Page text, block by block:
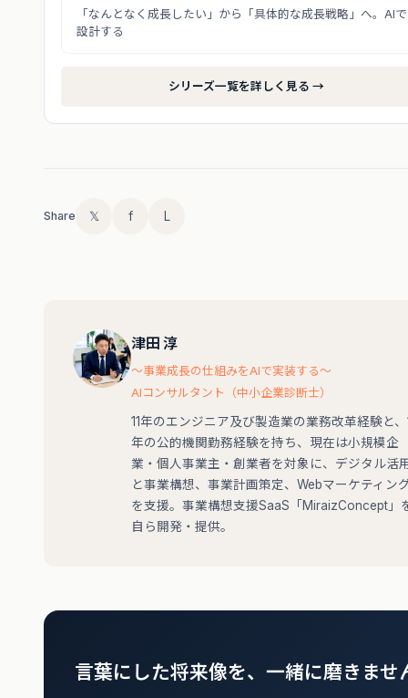
「なんとなく成長したい」から「具体的な成長戦略」へ。AIで
設計する
シリーズ一覧を詳しく見る →
Share 𝕏 f L
津田 淳
〜事業成長の仕組みをAIで実装する〜
AIコンサルタント（中小企業診断士）
11年のエンジニア及び製造業の業務改革経験と、
年の公的機関勤務経験を持ち、現在は小規模企
業・個人事業主・創業者を対象に、デジタル活
と事業構想、事業計画策定、Webマーケティン
を支援。事業構想支援SaaS「MiraizConcept」
自ら開発・提供。
言葉にした将来像を、一緒に磨きませ